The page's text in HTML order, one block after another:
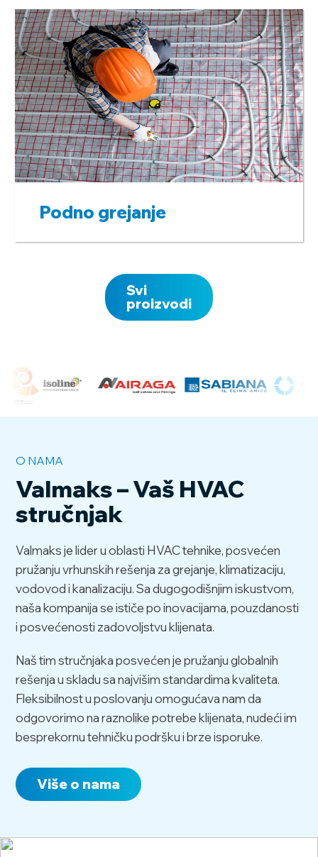
Podno grejanje
Svi
proizvodi
O NAMA
Valmaks – Vaš HVAC
stručnjak
Valmaks je lider u oblasti HVAC tehnike, posvećen
pružanju vrhunskih rešenja za grejanje, klimatizaciju,
vodovod i kanalizaciju. Sa dugogodišnjim iskustvom,
naša kompanija se ističe po inovacijama, pouzdanosti
i posvećenosti zadovoljstvu klijenata.
Naš tim stručnjaka posvećen je pružanju globalnih
rešenja u skladu sa najvišim standardima kvaliteta.
Fleksibilnost u poslovanju omogućava nam da
odgovorimo na raznolike potrebe klijenata, nudeći im
besprekornu tehničku podršku i brze isporuke.
Više o nama